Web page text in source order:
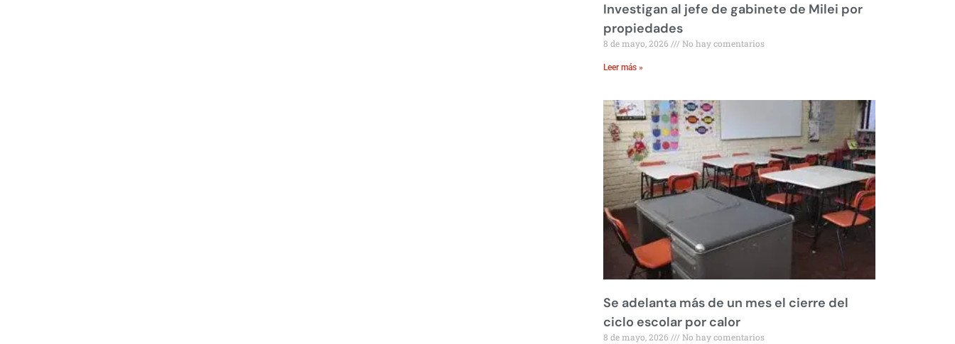
Investigan al jefe de gabinete de Milei por
propiedades
8 de mayo, 2026 No hay comentarios
Leer más »
Se adelanta más de un mes el cierre del
ciclo escolar por calor
8 de mayo, 2026 No hay comentarios